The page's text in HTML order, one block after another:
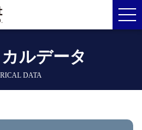
ルデータ
DATA